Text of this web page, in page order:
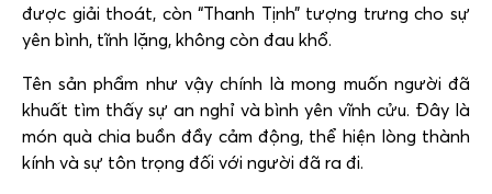
được giải thoát, còn “Thanh Tịnh” tượng trưng cho sự
yên bình, tĩnh lặng, không còn đau khổ.
Tên sản phẩm như vậy chính là mong muốn người đã
khuất tìm thấy sự an nghỉ và bình yên vĩnh cửu. Đây là
món quà chia buồn đầy cảm động, thể hiện lòng thành
kính và sự tôn trọng đối với người đã ra đi.